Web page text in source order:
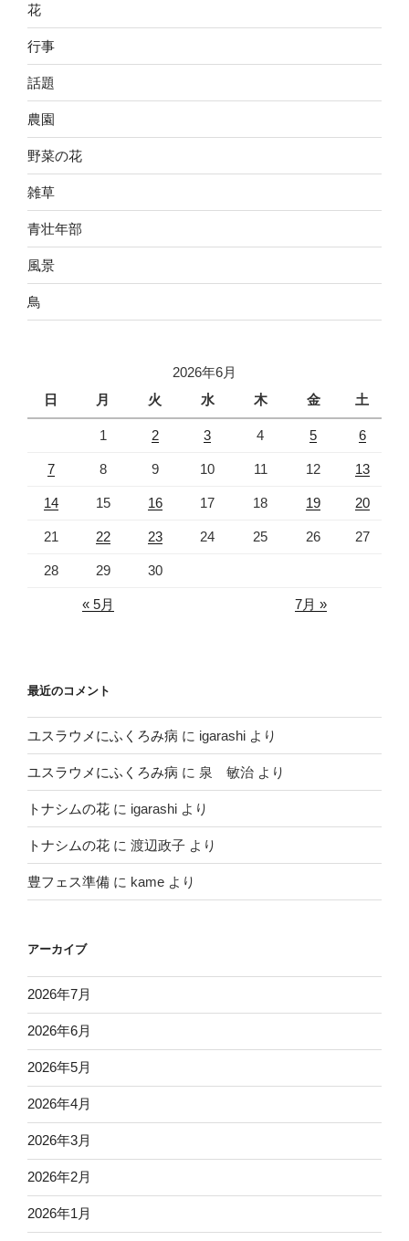
花
行事
話題
農園
野菜の花
雑草
青壮年部
風景
鳥
2026年6月
日
月 火 水 木 金 土
1 2 3 4 5 6
7 8 9 10 11 12 13
14 15 16 17 18 19 20
21 22 23 24 25 26 27
28 29 30
« 5月 7月 »
最近のコメント
ユスラウメにふくろみ病 に igarashi より
ユスラウメにふくろみ病 に 泉 敏治 より
トナシムの花 に igarashi より
トナシムの花 に 渡辺政子 より
豊フェス準備 に kame より
アーカイブ
2026年7月
2026年6月
2026年5月
2026年4月
2026年3月
2026年2月
2026年1月